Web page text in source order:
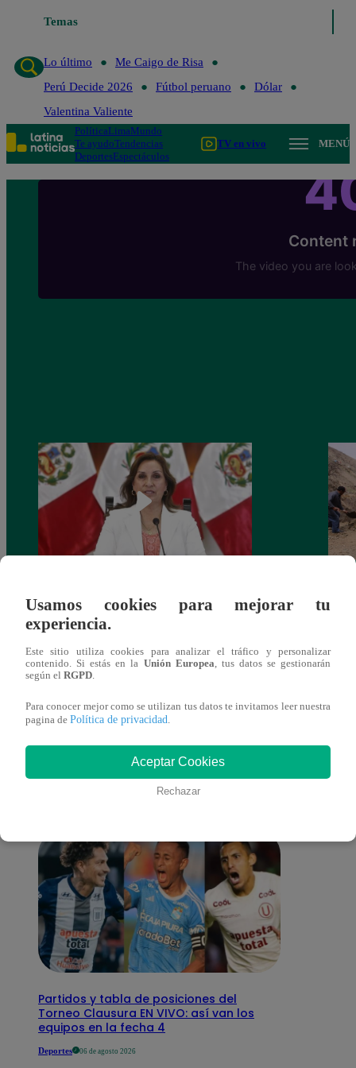
Temas
Lo último
Me Caigo de Risa
Perú Decide 2026
Fútbol peruano
Dólar
Valentina Valiente
PolíticaLimaMundo
Te ayudoTendencias
DeportesEspectáculos
TV en vivo MENÚ
salario presidencial se aplique desde 2026
También te puede
interesar
Partidos y tabla de posiciones del
Torneo Clausura EN VIVO: así van los
equipos en la fecha 4
Deportes 06 de agosto 2026
Usamos cookies para mejorar tu
experiencia.
Este sitio utiliza cookies para analizar el tráfico y personalizar
contenido. Si estás en la Unión Europea , tus datos se gestionarán
según el RGPD
Para conocer mejor como se utilizan tus datos te invitamos leer nuestra
pagina de Política de privacidad
Aceptar Cookies
Rechazar